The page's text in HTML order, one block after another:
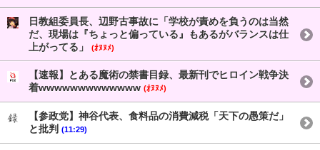
日教組委員長、辺野古事故に「学校が責めを負うのは当然
だ、現場は『ちょっと偏っている』もあるがバランスは仕
上がってる」
(ｵﾇﾇﾒ)
【速報】とある魔術の禁書目録、最新刊でヒロイン戦争決
着wwwwwwwwwwwww (ｵﾇﾇﾒ)
【参政党】神谷代表、食料品の消費減税「天下の愚策だ」
と批判 (11:29)